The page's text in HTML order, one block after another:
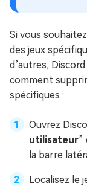
Si vous
des jeux
d’autres,
comment
spécifiques :
Ouvrez
utilisateur”
la barre
Localisez le